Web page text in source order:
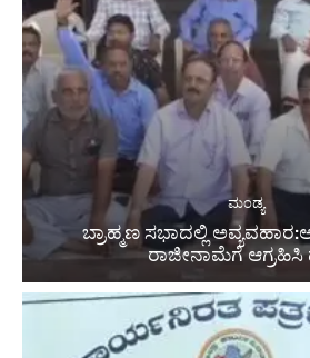
ಮಂಡ್ಯ
ಬ್ರಾಹ್ಮಣ ಸಭಾದಲ್ಲಿ
ರಾಜೀನಾಮೆಗೆ